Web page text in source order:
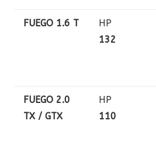
FUEGO 1.6 T
HP
132
FUEGO 2.0
TX / GTX
HP
110